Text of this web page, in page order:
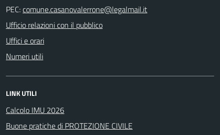
PEC:
Ufficio relazioni con il pubblico
Uffici e orari
Numeri utili
LINK UTILI
Calcolo IMU 2026
Buone pratiche di PROTEZIONE CIVILE